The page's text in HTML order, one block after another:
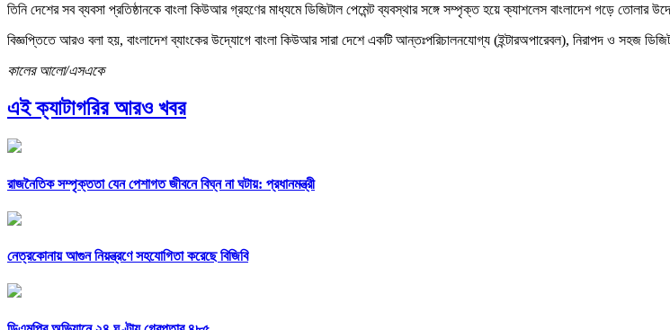
তিনি দেশের সব ব্যবসা প্রতিষ্ঠানকে বাংলা কিউআর গ্রহণের মাধ্যমে ডিজিটাল পেমেন্ট ব্যবস্থার সঙ্গে সম্পৃক্ত হয়ে ক্যাশলেস বাংলাদেশ গড়ে তোলার
বিজ্ঞপ্তিতে আরও বলা হয়, বাংলাদেশ ব্যাংকের উদ্যোগে বাংলা কিউআর সারা দেশে একটি আন্তঃপরিচালনযোগ্য (ইন্টারঅপারেবল), নিরাপদ ও সহজ
কালের আলো/এসএকে
এই ক্যাটাগরির আরও খবর
রাজনৈতিক সম্পৃক্ততা যেন পেশাগত জীবনে বিঘ্ন না ঘটায়: প্রধানমন্ত্রী
নেত্রকোনায় আগুন নিয়ন্ত্রণে সহযোগিতা করেছে বিজিবি